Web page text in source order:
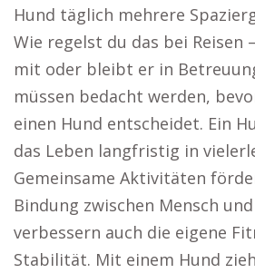
Hund täglich mehrere
Wie regelst du das bei Reisen
mit oder bleibt er in
müssen bedacht werden,
einen Hund entscheidet. Ein
das Leben langfristig in
Gemeinsame Aktivitäten
Bindung zwischen Mensch
verbessern auch die eigene
Stabilität. Mit einem Hund